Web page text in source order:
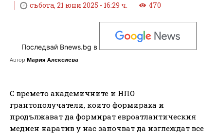
събота, 21 юни 2025 - 16:29 ч. 470
Последвай Bnews.bg в
Автор Мария Алексиева
С времето академичните и НПО
грантополучатели, които формираха и
продължават да формират евроатлантическия
медиен наратив у нас започват да изглеждат все